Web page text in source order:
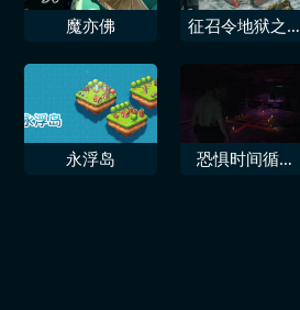
魔亦佛
征召令地狱之门
永浮岛
恐惧时间循环